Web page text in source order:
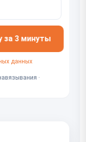
за 3 минуты
данных
·